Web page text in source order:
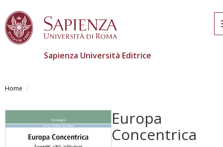
contenuto
Sapienza Università Editrice
Home
Europa
Concentrica